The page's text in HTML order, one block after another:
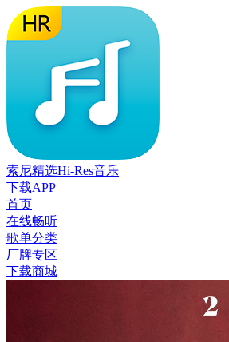
索尼精选Hi-Res音乐
下载APP
首页
在线畅听
歌单分类
厂牌专区
下载商城